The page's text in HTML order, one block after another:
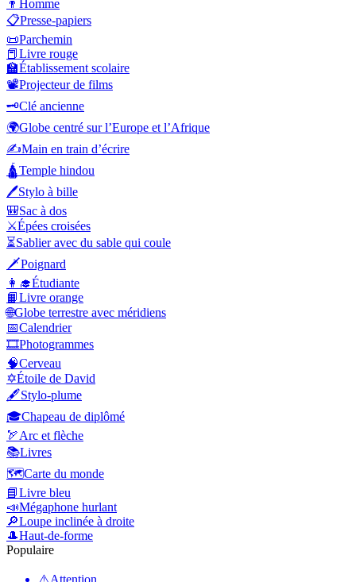
👨 Homme
📋Presse-papiers
📜Parchemin
📕 Livre rouge
🏫Établissement scolaire
📽️Projecteur de films
🗝️Clé ancienne
🌍Globe centré sur l’Europe et l’Afrique
✍️Main en train d’écrire
🛕Temple hindou
🖊️Stylo à bille
🎒Sac à dos
⚔️Épées croisées
⏳Sablier avec du sable qui coule
🗡️Poignard
👩‍🎓Étudiante
📙Livre orange
🌐Globe terrestre avec méridiens
📅Calendrier
🎞️Photogrammes
🧠Cerveau
✡️Étoile de David
🖋️Stylo-plume
🎓Chapeau de diplômé
🏹Arc et flèche
📚Livres
🗺️Carte du monde
📘Livre bleu
📣Mégaphone hurlant
🔎Loupe inclinée à droite
🎩Haut-de-forme
Populaire